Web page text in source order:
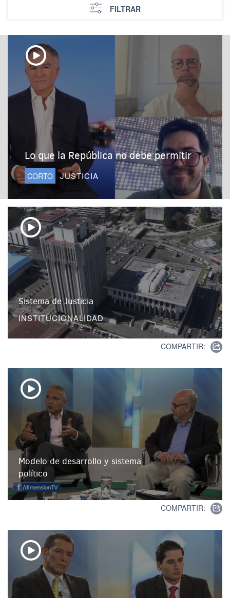
FILTRAR
Lo que la República no debe permitir
CORTO JUSTICIA
Sistema de Justicia
INSTITUCIONALIDAD
COMPARTIR:
Modelo de desarrollo y sistema
político
COMPARTIR: